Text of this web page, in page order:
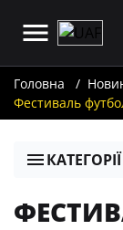
Головна
Фестиваль
КАТЕГОРІЇ